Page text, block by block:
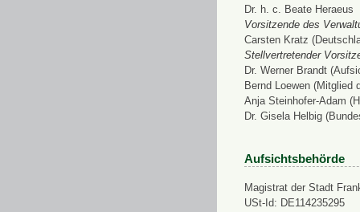
Dr. h. c. Beate Heraeus
Vorsitzende des
Carsten Kratz
Stellvertretender
Dr. Werner Brandt
Bernd Loewen (Mitglied
Anja Steinhofer-Adam
Dr. Gisela Helbig
Aufsichtsbehörde
Magistrat der Stadt
USt-Id: DE114235295